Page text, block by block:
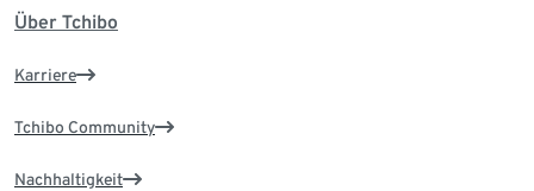
Über Tchibo
Karriere
Tchibo Community
Nachhaltigkeit